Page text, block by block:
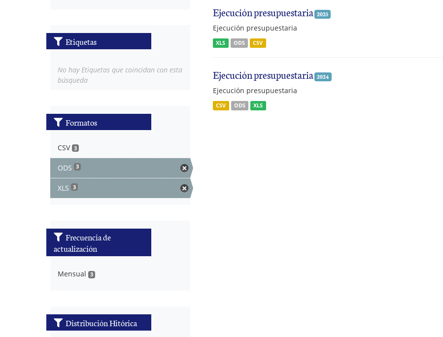
Etiquetas
No hay Etiquetas que coincidan con esta
búsqueda
Formatos
CSV 3
ODS 3
XLS 3
Frecuencia de
actualización
Mensual 3
Distribución Hitórica
Ejecución presupuestaria 2025
Ejecución presupuestaria
XLS ODS CSV
Ejecución presupuestaria 2024
Ejecución presupuestaria
CSV ODS XLS